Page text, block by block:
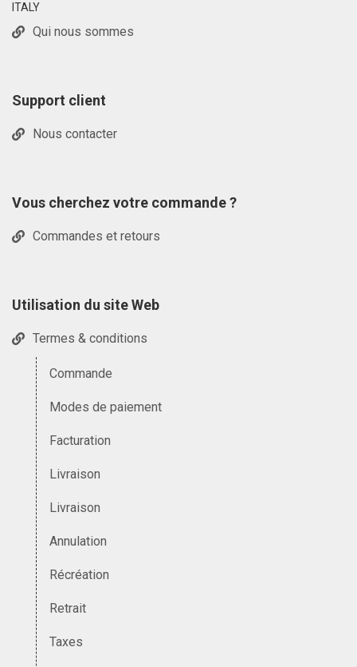
ITALY
Qui nous sommes
Support client
Nous contacter
Vous cherchez votre commande ?
Commandes et retours
Utilisation du site Web
Termes & conditions
Commande
Modes de paiement
Facturation
Livraison
Livraison
Annulation
Récréation
Retrait
Taxes